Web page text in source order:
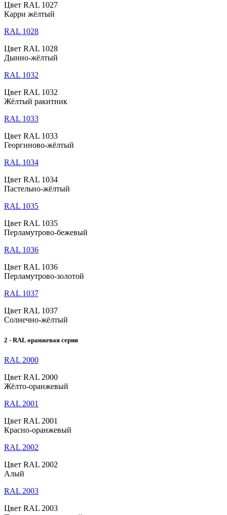
Цвет RAL 1027
Карри жёлтый
RAL 1028
Цвет RAL 1028
Дынно-жёлтый
RAL 1032
Цвет RAL 1032
Жёлтый ракитник
RAL 1033
Цвет RAL 1033
Георгиново-жёлтый
RAL 1034
Цвет RAL 1034
Пастельно-жёлтый
RAL 1035
Цвет RAL 1035
Перламутрово-бежевый
RAL 1036
Цвет RAL 1036
Перламутрово-золотой
RAL 1037
Цвет RAL 1037
Солнечно-жёлтый
2 - RAL оранжевая серия
RAL 2000
Цвет RAL 2000
Жёлто-оранжевый
RAL 2001
Цвет RAL 2001
Красно-оранжевый
RAL 2002
Цвет RAL 2002
Алый
RAL 2003
Цвет RAL 2003